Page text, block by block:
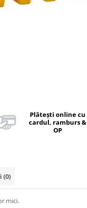
FacebookPlătești online cu
cardul, ramburs &
OP
(0)
mici.